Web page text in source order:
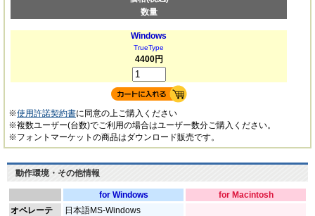
数量
Windows
TrueType
4400円
※使用許諾契約書に同意の上ご購入ください
※複数ユーザー(台数)でご利用の場合はユーザー数分ご購入ください。
※フォントマーケットの商品はダウンロード販売です。
動作環境・その他情報
for Windows
for Macintosh
オペレーテ
日本語MS-Windows